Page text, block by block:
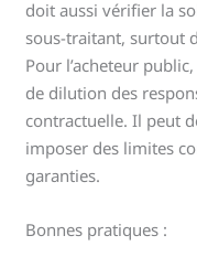
doit aussi vérifier la
sous-traitant, surtout
Pour l’acheteur
de dilution des
contractuelle. Il peut
imposer des limites
garanties.
Bonnes pratiques :